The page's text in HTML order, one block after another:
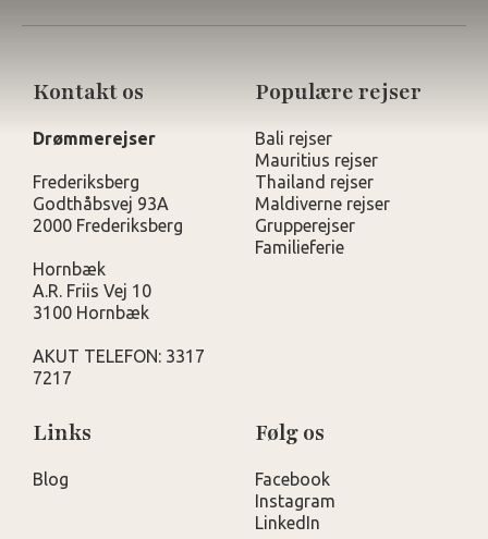
Kontakt os
Drømmerejser
Frederiksberg
Godthåbsvej 93A
2000 Frederiksberg
Hornbæk
A.R. Friis Vej 10
3100 Hornbæk
AKUT TELEFON: 3317
7217
Populære rejser
Bali rejser
Mauritius rejser
Thailand rejser
Maldiverne rejser
Grupperejser
Familieferie
Links
Blog
Følg os
Facebook
Instagram
LinkedIn